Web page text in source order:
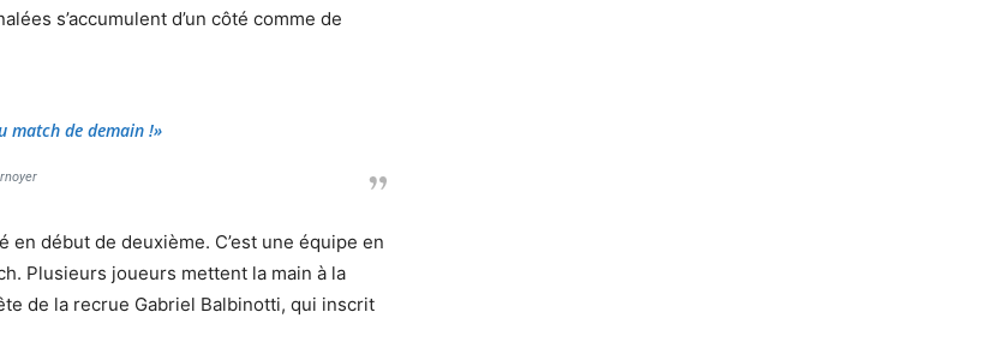
s’accumulent d’un côté comme de
match de demain !»
début de deuxième. C’est une équipe en
Plusieurs joueurs mettent la main à la
de la recrue Gabriel Balbinotti, qui inscrit